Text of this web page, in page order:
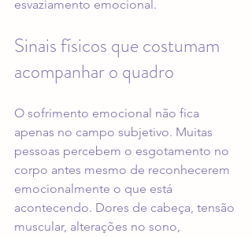
esvaziamento emocional.
Sinais físicos que costumam
acompanhar o quadro
O sofrimento emocional não fica
apenas no campo subjetivo. Muitas
pessoas percebem o esgotamento no
corpo antes mesmo de reconhecerem
emocionalmente o que está
acontecendo. Dores de cabeça, tensão
muscular, alterações no sono,